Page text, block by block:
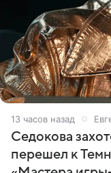
13 часов назад
Седокова
перешел к